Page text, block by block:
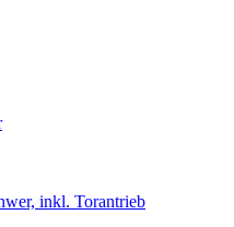
inkl. Torantrieb